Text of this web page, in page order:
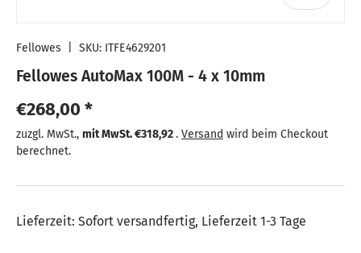
Fellowes SKU: ITFE4629201
Fellowes AutoMax 100M - 4 x 10mm
Normaler Preis
€268,00 *
zuzgl. MwSt., Normaler Preis
mit MwSt.€318,92. Versand wird beim Checkout
berechnet.
Lieferzeit: Sofort versandfertig, Lieferzeit 1-3 Tage